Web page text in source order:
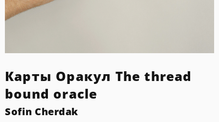
Карты Оракул The thread
bound oracle
Sofin Cherdak